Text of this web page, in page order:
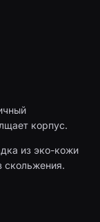
корпус.
из эко-кожи
скольжения.